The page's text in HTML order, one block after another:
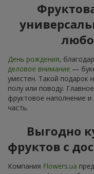
День рождения,
деловое внимание —
уместен. Такой подарок
полу или поводу.
фруктовое наполнение
часть.
Выгодно
фруктов с
Компания Flowers.ua